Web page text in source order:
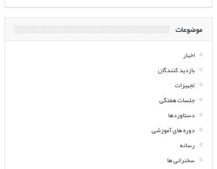
موضوعات
اخبار
بازدید کنندگان
تجهیزات
جلسات هفتگی
دستاوردها
دوره های آموزشی
رسانه
سخنرانی ها